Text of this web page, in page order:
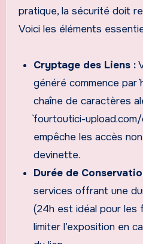
pratique, la sécurité doit
Voici les éléments
Cryptage des Liens :
généré commence par
chaîne de caractères
`fourtoutici-
empêche les accès
devinette.
Durée de
services offrant une
(24h est idéal pour les
limiter l’exposition en